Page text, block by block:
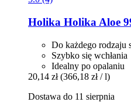
Holika Holika Aloe
Do każdego rodzaju
Szybko się wchłania
Idealny po opalaniu
20,14 zł (366,18 zł / l)
Dostawa do 11 sierpnia